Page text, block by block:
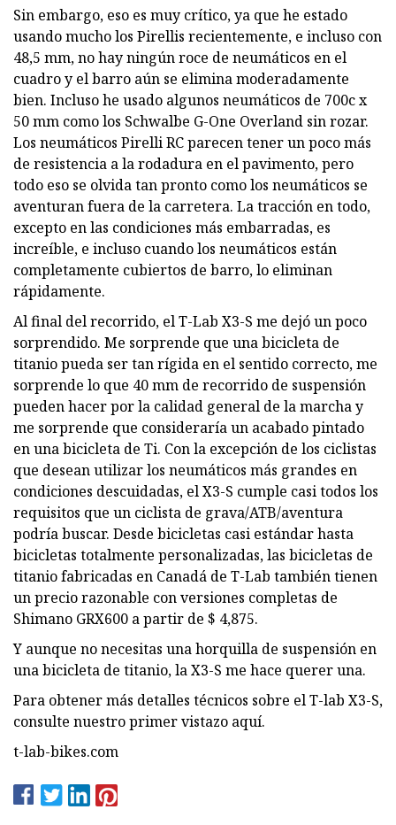
Sin embargo, eso es muy crítico, ya que he estado
usando mucho los Pirellis recientemente, e incluso con
48,5 mm, no hay ningún roce de neumáticos en el
cuadro y el barro aún se elimina moderadamente
bien. Incluso he usado algunos neumáticos de 700c x
50 mm como los Schwalbe G-One Overland sin rozar.
Los neumáticos Pirelli RC parecen tener un poco más
de resistencia a la rodadura en el pavimento, pero
todo eso se olvida tan pronto como los neumáticos se
aventuran fuera de la carretera. La tracción en todo,
excepto en las condiciones más embarradas, es
increíble, e incluso cuando los neumáticos están
completamente cubiertos de barro, lo eliminan
rápidamente.
Al final del recorrido, el T-Lab X3-S me dejó un poco
sorprendido. Me sorprende que una bicicleta de
titanio pueda ser tan rígida en el sentido correcto, me
sorprende lo que 40 mm de recorrido de suspensión
pueden hacer por la calidad general de la marcha y
me sorprende que consideraría un acabado pintado
en una bicicleta de Ti. Con la excepción de los ciclistas
que desean utilizar los neumáticos más grandes en
condiciones descuidadas, el X3-S cumple casi todos los
requisitos que un ciclista de grava/ATB/aventura
podría buscar. Desde bicicletas casi estándar hasta
bicicletas totalmente personalizadas, las bicicletas de
titanio fabricadas en Canadá de T-Lab también tienen
un precio razonable con versiones completas de
Shimano GRX600 a partir de $ 4,875.
Y aunque no necesitas una horquilla de suspensión en
una bicicleta de titanio, la X3-S me hace querer una.
Para obtener más detalles técnicos sobre el T-lab X3-S,
consulte nuestro primer vistazo aquí.
t-lab-bikes.com